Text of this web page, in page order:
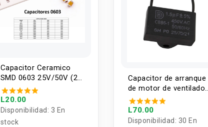
Capacitor Ceramico
SMD 0603 25V/50V (2
Unidades)
L20.00
Disponibilidad: 3 En
stock
Capacitor de arranque
de motor de ventilador
CBB61 450V 0.8UF -
25UF
L70.00
Disponibilidad: 30 En